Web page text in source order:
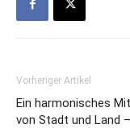
Vorheriger Artikel
Ein harmonisches
von Stadt und Land –